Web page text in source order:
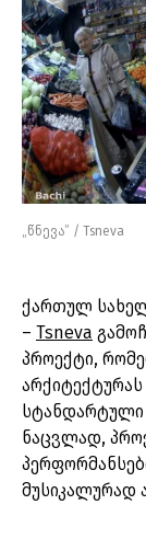
„წნევა” / Tsneva
ქართულ
– Tsneva
პროექტი,
სტანდარტული
ნაცვლად,
მუსიკალურად